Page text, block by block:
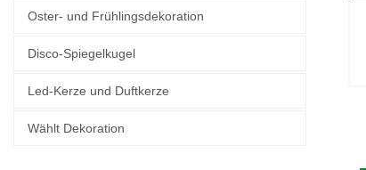
Oster- und Frühlingsdekoration
Disco-Spiegelkugel
Led-Kerze und Duftkerze
Wählt Dekoration